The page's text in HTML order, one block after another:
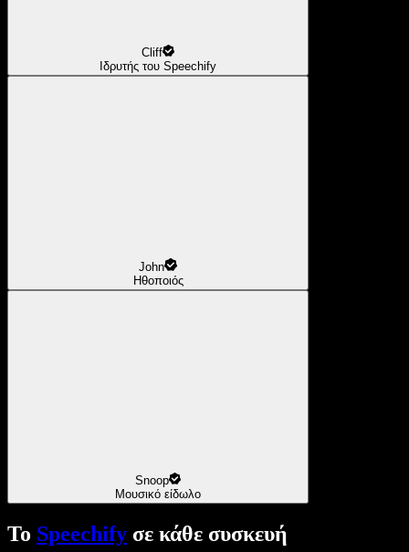
Cliff
Ιδρυτής του Speechify
John
Ηθοποιός
Snoop
Μουσικό είδωλο
Το Speechify σε κάθε συσκευή